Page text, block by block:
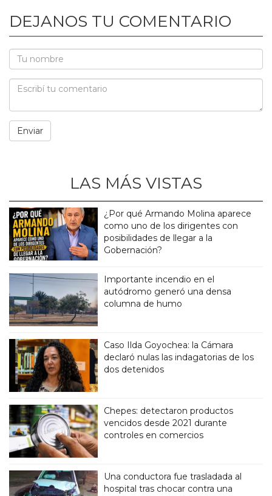
DEJANOS TU COMENTARIO
LAS MÁS VISTAS
¿Por qué Armando Molina aparece
como uno de los dirigentes con
posibilidades de llegar a la
Gobernación?
Importante incendio en el
autódromo generó una densa
columna de humo
Caso Ilda Goyochea: la Cámara
declaró nulas las indagatorias de los
dos detenidos
Chepes: detectaron productos
vencidos desde 2021 durante
controles en comercios
Una conductora fue trasladada al
hospital tras chocar contra una